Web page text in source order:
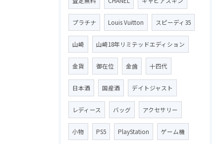
プラチナ Louis Vuitton スピーディ35
山崎 山崎18年リミテッドエディション
金貨 御在位 金歯 十四代
日本酒 国産酒 デイトジャスト
レディース バッグ アクセサリー
小物 PS5 PlayStation ゲーム機